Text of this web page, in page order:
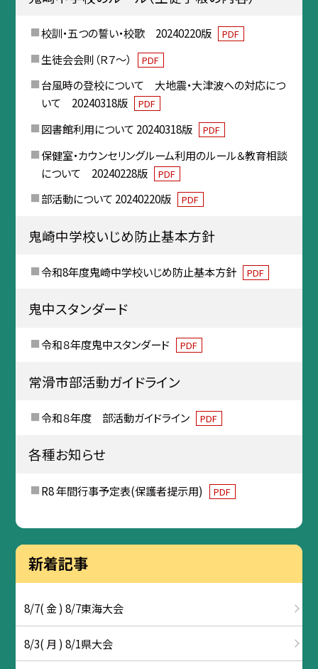
校訓・五つの誓い・校歌 20240220版 PDF
生徒会会則（Ｒ７～） PDF
台風時の登校について 大地震・大津波への対応につ
いて 20240318版
PDF
図書館利用について 20240318版 PDF
保健室・カウンセリングルーム利用のルール＆教育相談
について 20240228版
PDF
部活動について 20240220版 PDF
鬼崎中学校いじめ防止基本方針
令和8年度鬼崎中学校いじめ防止基本方針 PDF
鬼中スタンダード
令和８年度鬼中スタンダード PDF
常滑市部活動ガイドライン
令和８年度 部活動ガイドライン PDF
各種お知らせ
R8 年間行事予定表(保護者提示用) PDF
新着記事
8/7( 金 ) 8/7東海大会
8/3( 月 ) 8/1県大会